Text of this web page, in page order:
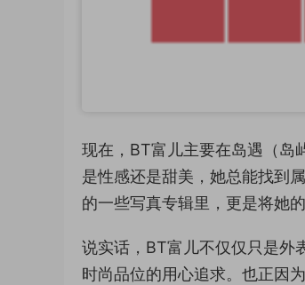
现在，BT富儿主要在岛遇（岛
是性感还是甜美，她总能找到
的一些写真专辑里，更是将她
说实话，BT富儿不仅仅只是外
时尚品位的用心追求。也正因